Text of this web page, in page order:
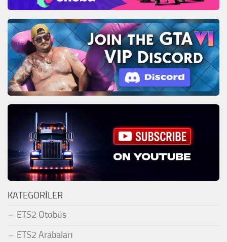
KATEGORILER
ETS2 Otobüs
ETS2 Arabaları